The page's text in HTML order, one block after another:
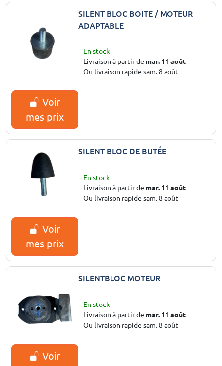
SILENT BLOC BOITE / MOTEUR
ADAPTABLE
En stock
Livraison à partir de mar. 11 août
Ou livraison rapide sam. 8 août
Voir
mes prix
SILENT BLOC DE BUTÉE
En stock
Livraison à partir de mar. 11 août
Ou livraison rapide sam. 8 août
Voir
mes prix
SILENTBLOC MOTEUR
En stock
Livraison à partir de mar. 11 août
Ou livraison rapide sam. 8 août
Voir